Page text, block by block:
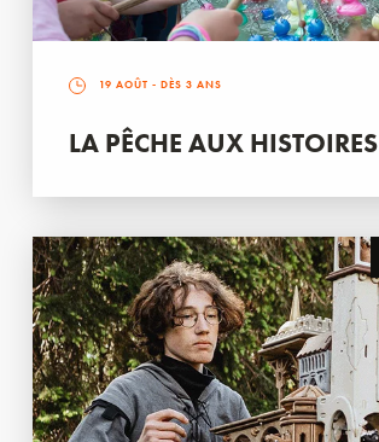
19 AOÛT - DÈS 3 ANS
LA PÊCHE AUX HISTOIRES